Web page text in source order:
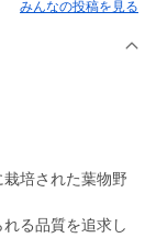
みんなの投稿を見る
培された葉物野
る品質を追求し